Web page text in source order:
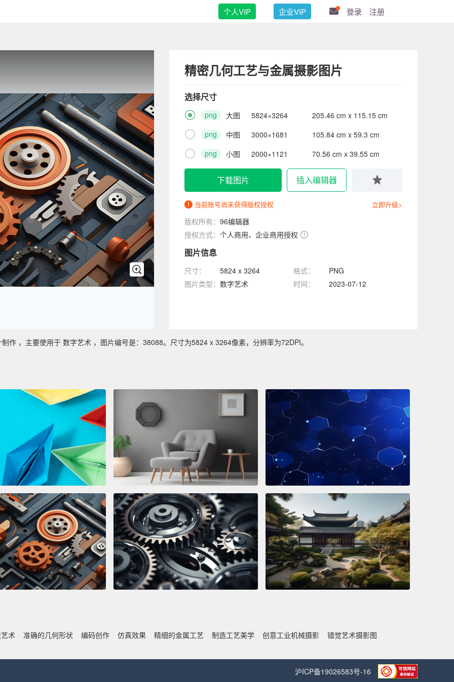
个人VIP 企业VIP 登录 注册
精密几何工艺与金属摄影图片
选择尺寸
 png 大图 5824×3264 205.46 cm x 115.15 cm
 png 中图 3000×1681 105.84 cm x 59.3 cm
 png 小图 2000×1121 70.56 cm x 39.55 cm
下载图片 插入编辑器
当前账号尚未获得版权授权 立即升级>
版权所有： 96编辑器
授权方式： 个人商用、企业商用授权
图片信息
尺寸： 5824 x 3264 格式：
PNG
图片类型： 数字艺术 时间： 2023-07-12
作 ，主要使用于 数字艺术 ，图片编号是：38088。尺寸为5824 x 3264像素，分辨率为72DPI。
术 准确的几何形状 编码创作 仿真效果 精细的金属工艺 制造工艺美学 创意工业机械摄影 错觉艺术摄影图
沪ICP备19026583号-16